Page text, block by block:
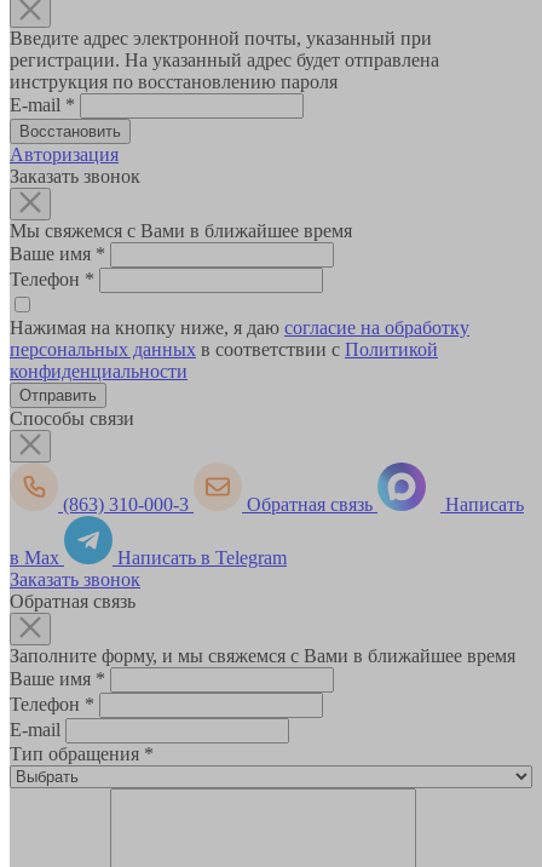
Введите адрес электронной почты, указанный при
регистрации. На указанный адрес будет отправлена
инструкция по восстановлению пароля
E-mail *
Авторизация
Заказать звонок
Мы свяжемся с Вами в ближайшее время
Ваше имя *
Телефон *
Нажимая на кнопку ниже, я даю согласие на обработку
персональных данных в соответствии с Политикой
конфиденциальности
Способы связи
(863) 310-000-3 Обратная связь Написать
в Max
Написать в Telegram
Заказать звонок
Обратная связь
Заполните форму, и мы свяжемся с Вами в ближайшее время
Ваше имя *
Телефон *
E-mail
Тип обращения *